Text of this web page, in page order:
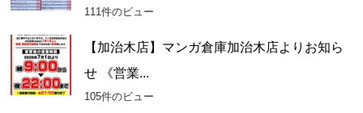
111件のビュー
【加治木店】マンガ倉庫加治木店よりお知ら
せ 《営業...
105件のビュー